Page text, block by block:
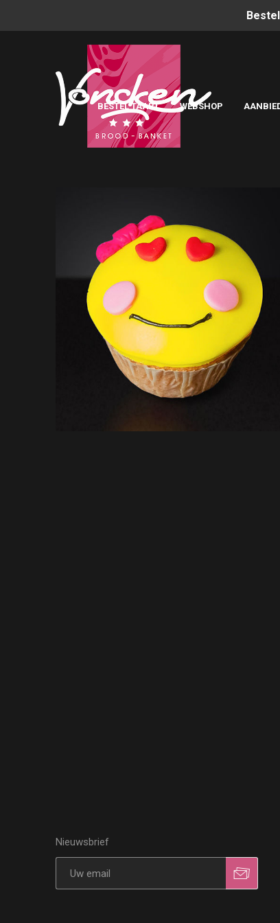
BESTEL TAART WEBSHOP
Nieuwsbrief